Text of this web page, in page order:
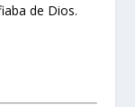
de Dios.